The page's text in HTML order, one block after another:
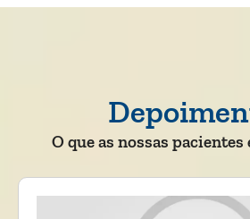
O que as nossas pacientes